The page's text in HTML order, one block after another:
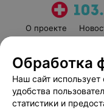
О проекте
Обработка
Наш сайт
удобства
статистики и